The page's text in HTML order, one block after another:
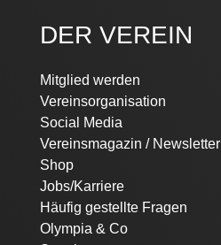
DER VEREIN
Navigation
überspringen
Mitglied werden
Vereinsorganisation
Social Media
Vereinsmagazin / Newsletter
Shop
Jobs/Karriere
Häufig gestellte Fragen
Olympia & Co